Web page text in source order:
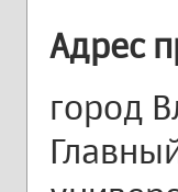
Адрес
город